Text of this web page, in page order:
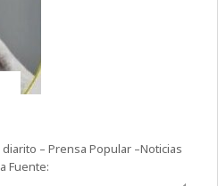
– Prensa Popular –Noticias
Fuente: